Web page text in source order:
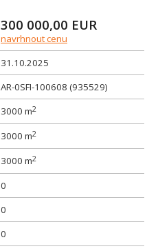
300 000,00 EUR
navrhnout cenu
31.10.2025
AR-0SFI-100608 (935529)
3000 m2
3000 m2
3000 m2
0
0
0